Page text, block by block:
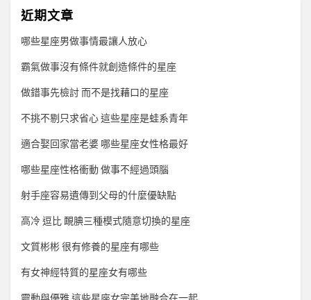
近期文章
哪些星座男做事情最讓人放心
霸氣做事沒有條件就創造條件的星座
做錯事先檢討 而不是找藉口的星座
不挑不剔只求省心 這些星座是蛙系青年
適合娶回家當老婆 哪些星座女性格最好
哪些星座性格衝動 做事不經過頭腦
射手座容易遺傳到父母的什麼優缺點
高冷 逗比 靦腆三種模式隨意切換的星座
文質彬彬 很有修養的星座有哪些
有女神經特質的星座女有哪些